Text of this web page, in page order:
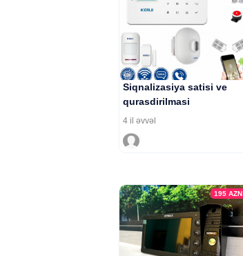
Siqnalizasiya satisi ve
qurasdirilmasi
4 il əvvəl
195 AZN